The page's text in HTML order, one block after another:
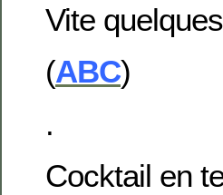
Vite
(ABC)
.
Cocktail en